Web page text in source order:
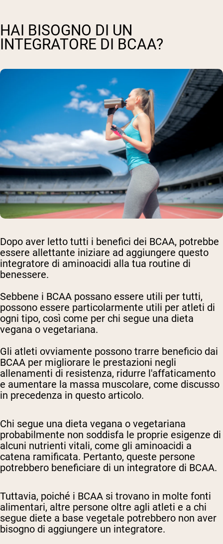
HAI BISOGNO DI UN
INTEGRATORE DI BCAA?
Dopo aver letto tutti i benefici dei BCAA, potrebbe
essere allettante iniziare ad aggiungere questo
integratore di aminoacidi alla tua routine di
benessere.
Sebbene i BCAA possano essere utili per tutti,
possono essere particolarmente utili per atleti di
ogni tipo, così come per chi segue una dieta
vegana o vegetariana.
Gli atleti ovviamente possono trarre beneficio dai
BCAA per migliorare le prestazioni negli
allenamenti di resistenza, ridurre l'affaticamento
e aumentare la massa muscolare, come discusso
in precedenza in questo articolo.
Chi segue una dieta vegana o vegetariana
probabilmente non soddisfa le proprie esigenze di
alcuni nutrienti vitali, come gli aminoacidi a
catena ramificata. Pertanto, queste persone
potrebbero beneficiare di un integratore di BCAA.
Tuttavia, poiché i BCAA si trovano in molte fonti
alimentari, altre persone oltre agli atleti e a chi
segue diete a base vegetale potrebbero non aver
bisogno di aggiungere un integratore.